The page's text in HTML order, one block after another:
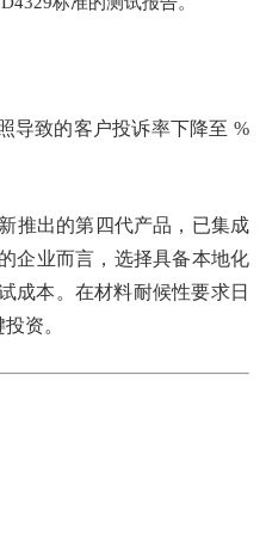
导致的客户投诉率下降至 %
推出的第四代产品，已集成
企业而言，选择具备本地化
成本。在材料耐候性要求日
资。